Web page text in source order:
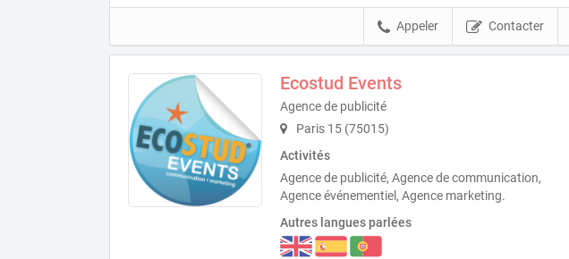
Contacter
Appeler
Ecostud Events
Agence de publicité
Paris 15 (75015)
Activités
Agence de publicité, Agence de communication,
Agence événementiel, Agence marketing.
Autres langues parlées